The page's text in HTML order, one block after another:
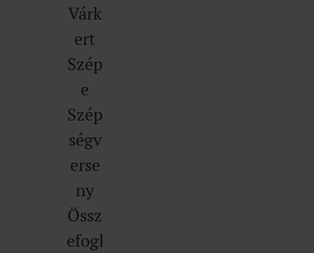
Várk
ert
Szép
e
Szép
ségv
erse
ny
Össz
efogl